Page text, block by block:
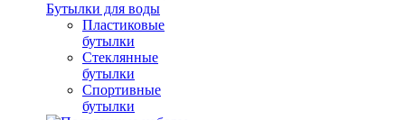
Бутылки для воды
Пластиковые
бутылки
Стеклянные
бутылки
Спортивные
бутылки